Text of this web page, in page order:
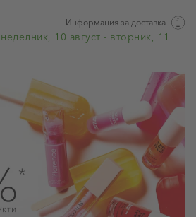
Информация за доставка
10 август - вторник, 11